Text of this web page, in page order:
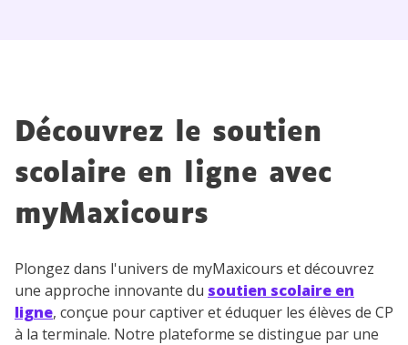
Découvrez le soutien
scolaire en ligne avec
myMaxicours
Plongez dans l'univers de myMaxicours et découvrez
une approche innovante du soutien scolaire en
ligne, conçue pour captiver et éduquer les élèves de CP
à la terminale. Notre plateforme se distingue par une